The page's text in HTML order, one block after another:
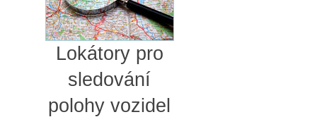
Lokátory pro
sledování
polohy vozidel